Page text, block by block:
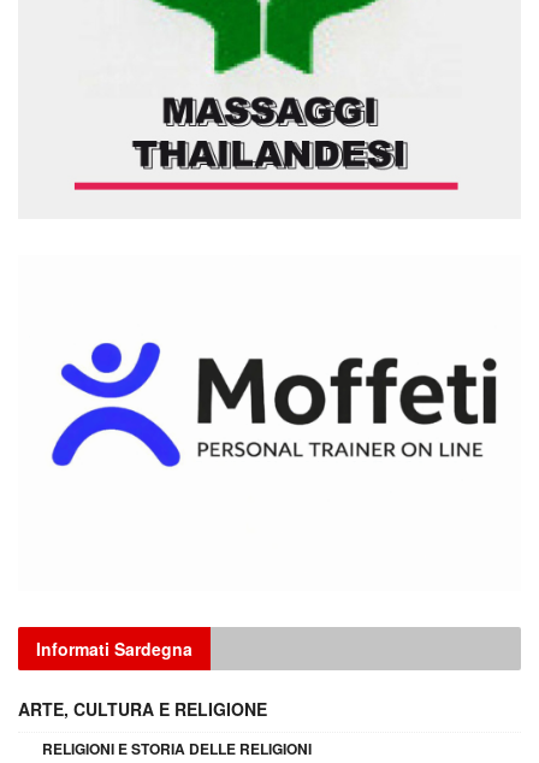
Informati Sardegna
ARTE, CULTURA E RELIGIONE
RELIGIONI E STORIA DELLE RELIGIONI